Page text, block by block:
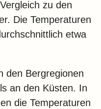
zu den
Die Temperaturen
etwa
den Bergregionen
an den Küsten. In
die Temperaturen